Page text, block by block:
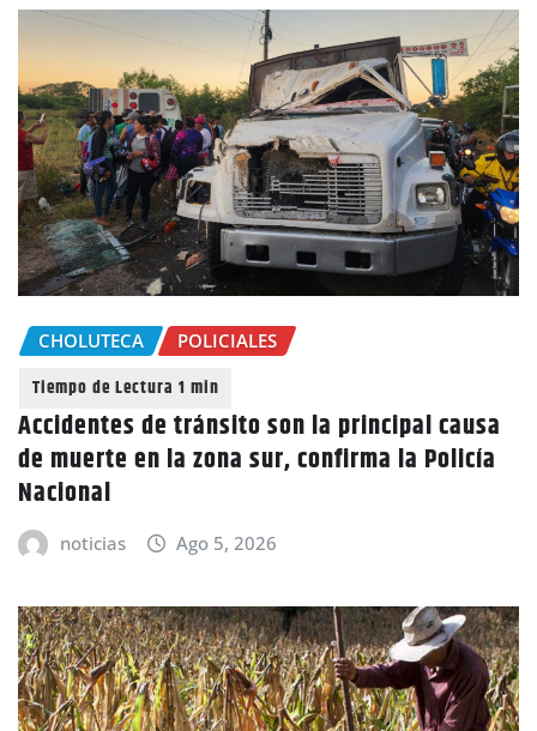
CHOLUTECA POLICIALES
Accidentes de tránsito son la principal causa
de muerte en la zona sur, confirma la Policía
Nacional
noticias Ago 5, 2026